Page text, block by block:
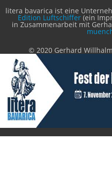
litera bavarica ist eine
Edition Luftschiffer(ein
in Zusammenarbeit mit
© 2020 Gerhard